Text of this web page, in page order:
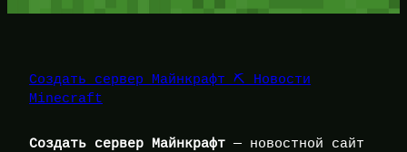
Создать сервер Майнкрафт ⛏️ Новости
Minecraft
Создать сервер Майнкрафт — новостной сайт